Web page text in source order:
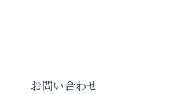
お問い合わせ